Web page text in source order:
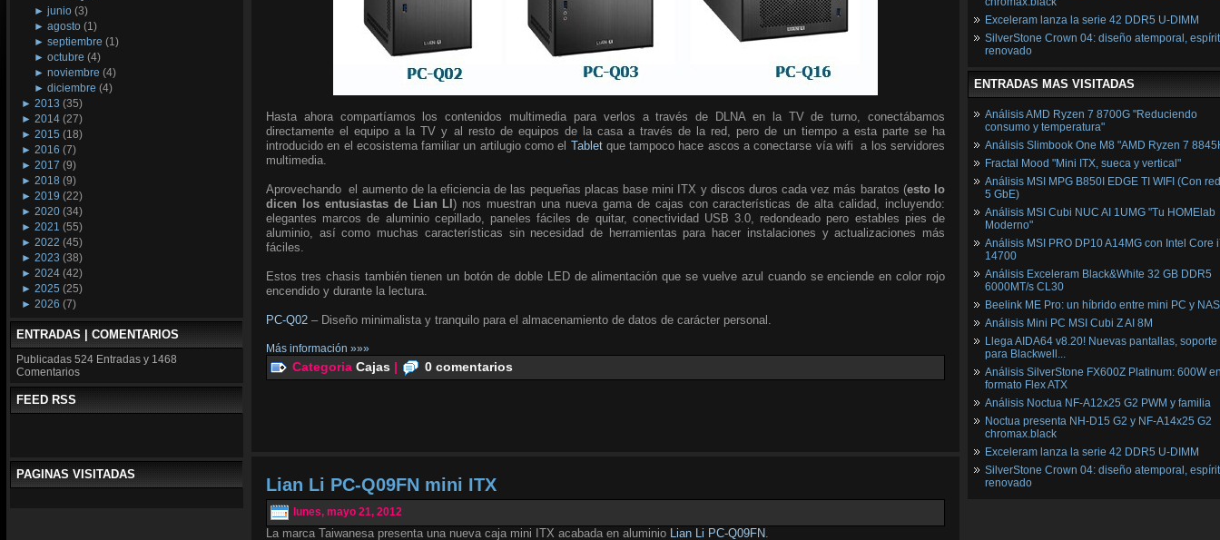
►junio (3)
►agosto (1)
►septiembre (1)
►octubre (4)
►noviembre (4)
►diciembre (4)
► 2013 (35)
► 2014 (27)
► 2015 (18)
► 2016 (7)
► 2017 (9)
► 2018 (9)
► 2019 (22)
► 2020 (34)
► 2021 (55)
► 2022 (45)
► 2023 (38)
► 2024 (42)
► 2025 (25)
► 2026 (7)
ENTRADAS | COMENTARIOS
Publicadas 524 Entradas y 1468
Comentarios
FEED RSS
PAGINAS VISITADAS
Hasta ahora compartíamos los contenidos multimedia para verlos a través de DLNA en la TV de turno, conectábamos
directamente el equipo a la TV y al resto de equipos de la casa a través de la red, pero de un tiempo a esta parte se ha
introducido en el ecosistema familiar un artilugio como el Tabletque tampoco hace ascos a conectarse vía wifi a los servidores
multimedia.
Aprovechando el aumento de la eficiencia de las pequeñas placas base mini ITX y discos duros cada vez más baratos (esto lo
dicen los entusiastas de Lian LI) nos muestran una nueva gama de cajas con características de alta calidad, incluyendo:
elegantes marcos de aluminio cepillado, paneles fáciles de quitar, conectividad USB 3.0, redondeado pero estables pies de
aluminio, así como muchas características sin necesidad de herramientas para hacer instalaciones y actualizaciones más
fáciles.
Estos tres chasis también tienen un botón de doble LED de alimentación que se vuelve azul cuando se enciende en color rojo
encendido y durante la lectura.
PC-Q02 – Diseño minimalista y tranquilo para el almacenamiento de datos de carácter personal.
Más información »»»
Categoria Cajas | 0 comentarios
Lian Li PC-Q09FN mini ITX
lunes, mayo 21, 2012
La marca Taiwanesa presenta una nueva caja mini ITX acabada en aluminio Lian Li PC-Q09FN.
Exceleram lanza la serie 42 DDR5 U-DIMM
SilverStone Crown 04: diseño atemporal,
renovado
ENTRADAS MAS VISITADAS
Análisis AMD Ryzen 7 8700G "Reduciendo
consumo y temperatura"
Análisis Slimbook One M8 "AMD Ryzen 7
Fractal Mood "Mini ITX, sueca y vertical"
Análisis MSI MPG B850I EDGE TI WIFI (Con
5 GbE)
Análisis MSI Cubi NUC AI 1UMG "Tu HOMElab
Moderno"
Análisis MSI PRO DP10 A14MG con Intel Core
14700
Análisis Exceleram Black&White 32 GB DDR5
6000MT/s CL30
Beelink ME Pro: un híbrido entre mini PC y NAS
Análisis Mini PC MSI Cubi Z AI 8M
Llega AIDA64 v8.20! Nuevas pantallas, soporte
para Blackwell...
Análisis SilverStone FX600Z Platinum: 600W
formato Flex ATX
Análisis Noctua NF-A12x25 G2 PWM y familia
Noctua presenta NH-D15 G2 y NF-A14x25 G2
chromax.black
Exceleram lanza la serie 42 DDR5 U-DIMM
SilverStone Crown 04: diseño atemporal,
renovado